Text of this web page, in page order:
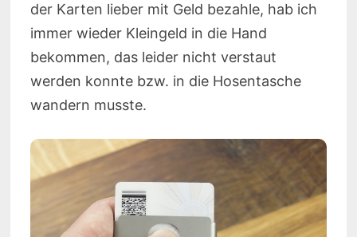
der Karten lieber mit Geld bezahle, hab ich
immer wieder Kleingeld in die Hand
bekommen, das leider nicht verstaut
werden konnte bzw. in die Hosentasche
wandern musste.